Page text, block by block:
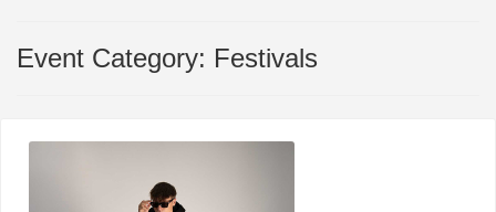
Event Category: Festivals